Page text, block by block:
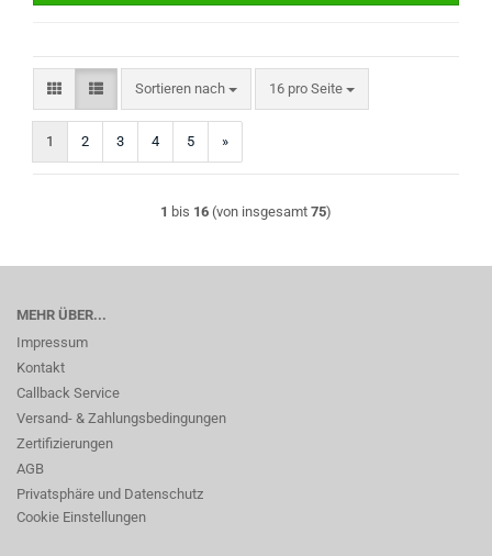
Sortieren nach
Sortieren nach 16 pro Seite
pro Seite
1 2 3 4 5 »
1 bis 16 (von insgesamt 75)
MEHR ÜBER...
Impressum
Kontakt
Callback Service
Versand- & Zahlungsbedingungen
Zertifizierungen
AGB
Privatsphäre und Datenschutz
Cookie Einstellungen